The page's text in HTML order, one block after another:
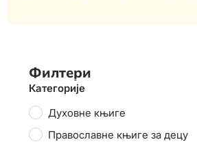
Филтери
Категорије
Духовне књиге
Православне књиге за децу